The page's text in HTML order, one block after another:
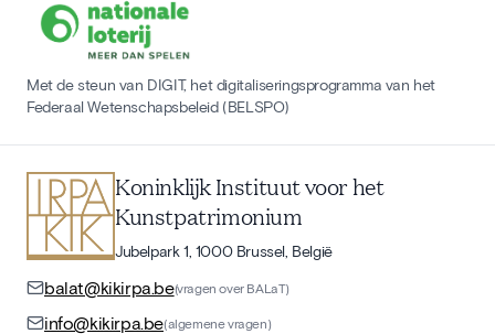
Met de steun van DIGIT, het digitaliseringsprogramma van het
Federaal Wetenschapsbeleid (BELSPO)
Koninklijk Instituut voor het
Kunstpatrimonium
Jubelpark 1, 1000 Brussel, België
balat@kikirpa.be(vragen over BALaT)
info@kikirpa.be(algemene vragen)